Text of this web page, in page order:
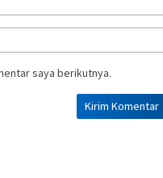
saya berikutnya.